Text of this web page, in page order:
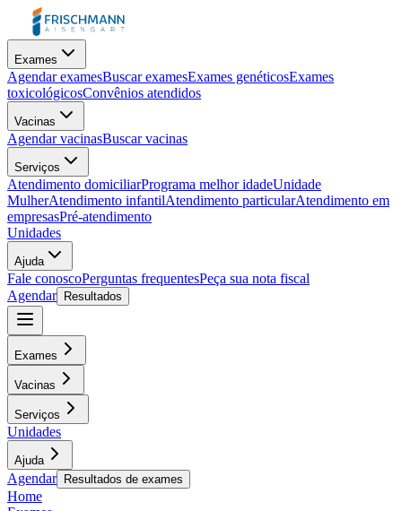
Exames
Agendar examesBuscar examesExames genéticosExames
toxicológicosConvênios atendidos
Vacinas
Agendar vacinasBuscar vacinas
Serviços
Atendimento domiciliarPrograma melhor idadeUnidade
MulherAtendimento infantilAtendimento particularAtendimento em
empresasPré-atendimento
Unidades
Ajuda
Fale conoscoPerguntas frequentesPeça sua nota fiscal
Agendar
Resultados
Exames
Vacinas
Serviços
Unidades
Ajuda
Agendar Resultados de exames
Home